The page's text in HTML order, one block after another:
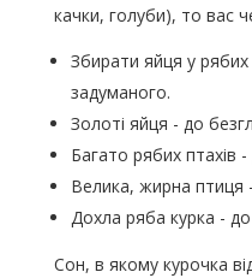
качки, голуби), то вас
Збирати яйця у
задуманого.
Золоті яйця - до
Багато рябих птахів -
Велика, жирна птиця
Дохла ряба курка -
Сон, в якому курочка